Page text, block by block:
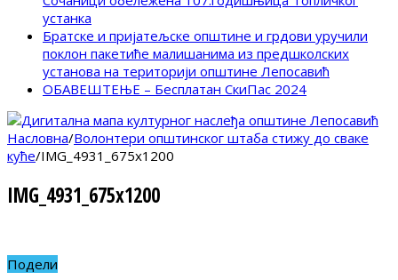
устанка
Братске и пријатељске општине и грдови уручили
поклон пакетиће малишанима из предшколских
установа на територији општине Лепосавић
ОБАВЕШТЕЊЕ – Бесплатан СкиПас 2024
Насловна/Волонтери општинског штаба стижу до сваке
куће/IMG_4931_675x1200
IMG_4931_675x1200
Подели